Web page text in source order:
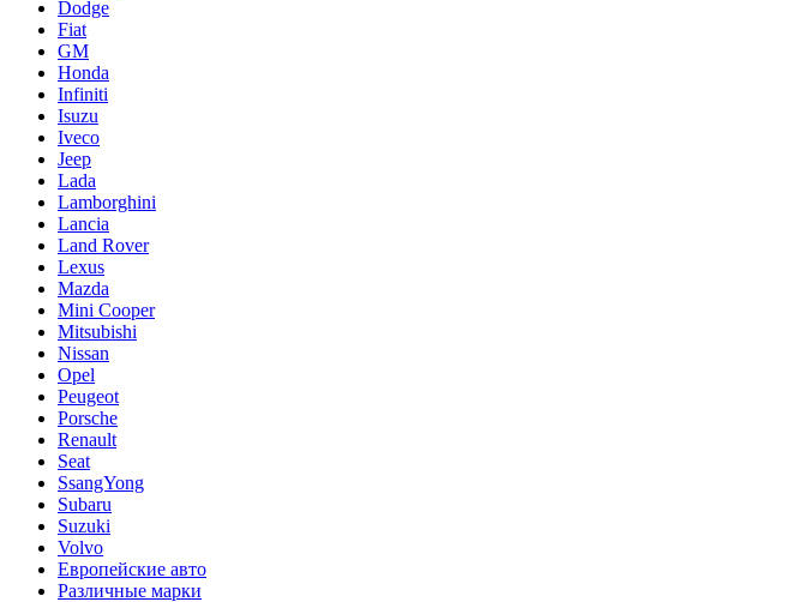
Dodge
Fiat
GM
Honda
Infiniti
Isuzu
Iveco
Jeep
Lada
Lamborghini
Lancia
Land Rover
Lexus
Mazda
Mini Cooper
Mitsubishi
Nissan
Opel
Peugeot
Porsche
Renault
Seat
SsangYong
Subaru
Suzuki
Volvo
Европейские авто
Различные марки